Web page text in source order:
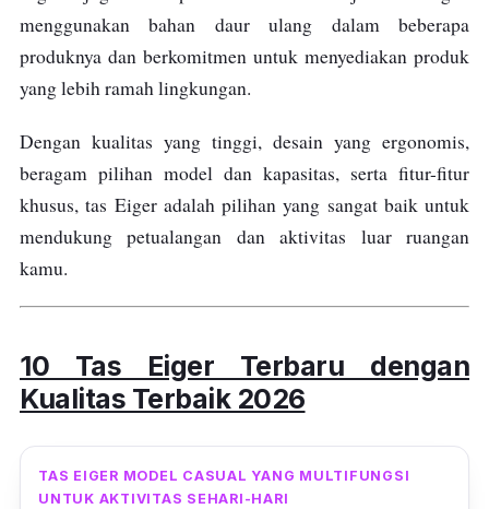
menggunakan bahan daur ulang dalam beberapa
produknya dan berkomitmen untuk menyediakan produk
yang lebih ramah lingkungan.
Dengan kualitas yang tinggi, desain yang ergonomis,
beragam pilihan model dan kapasitas, serta fitur-fitur
khusus, tas Eiger adalah pilihan yang sangat baik untuk
mendukung petualangan dan aktivitas luar ruangan
kamu.
10 Tas Eiger Terbaru dengan
Kualitas Terbaik 2026
TAS EIGER MODEL CASUAL YANG MULTIFUNGSI
UNTUK AKTIVITAS SEHARI-HARI